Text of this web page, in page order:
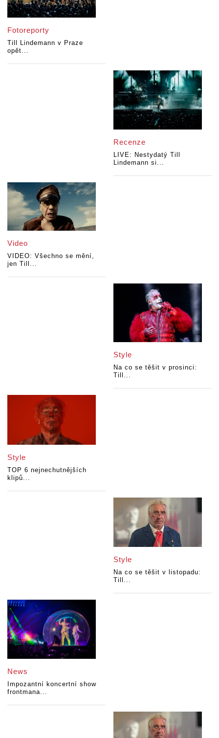
Fotoreporty
Till Lindemann v Praze
opět...
Recenze
LIVE: Nestydatý Till
Lindemann si...
Video
VIDEO: Všechno se mění,
jen Till...
Style
Na co se těšit v prosinci:
Till...
Style
TOP 6 nejnechutnějších
klipů...
Style
Na co se těšit v listopadu:
Till...
News
Impozantní koncertní show
frontmana...